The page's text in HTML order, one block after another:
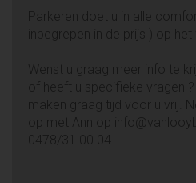
Parkeren doet u in alle
inbegrepen in de prijs ) op het
Wenst u graag meer info te
of heeft u specifieke vragen
maken graag tijd voor u vrij.
op met Ann op
0478/31.00.04.